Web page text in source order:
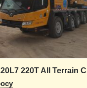
220T All Terrain